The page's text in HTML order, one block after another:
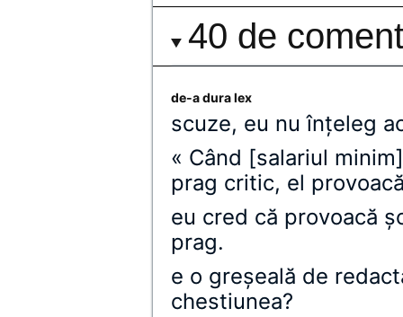
40 de
de-a dura lex
scuze, eu nu înţeleg
« Când [salariul
prag critic, el
eu cred că provoacă
prag.
e o greşeală de
chestiunea?